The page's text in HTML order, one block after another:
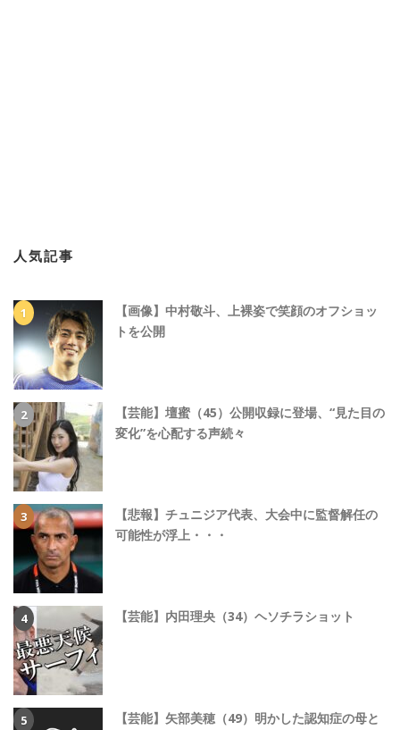
人気記事
【画像】中村敬斗、上裸姿で笑顔のオフショッ
トを公開
【芸能】壇蜜（45）公開収録に登場、“見た目の
変化”を心配する声続々
【悲報】チュニジア代表、大会中に監督解任の
可能性が浮上・・・
【芸能】内田理央（34）ヘソチラショット
【芸能】矢部美穂（49）明かした認知症の母と